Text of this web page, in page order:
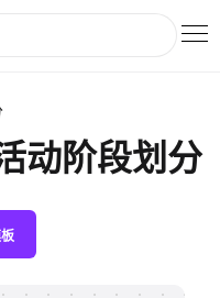
动阶段划分